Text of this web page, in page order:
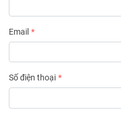
Email
Số điện thoại